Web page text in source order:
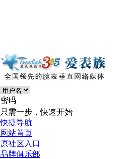
密码
只需一步，快速开始
快捷导航
网站首页
原社区入口
品牌俱乐部